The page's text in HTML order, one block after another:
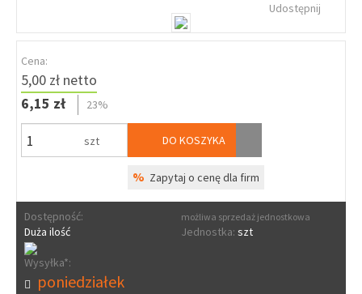
Udostępnij
Cena:
5,00 zł netto
6,15 zł
23%
szt DO KOSZYKA
% Zapytaj o cenę dla firm
Dostępność:
Duża ilość
możliwa sprzedaż jednostkowa
Jednostka: szt
Wysyłka*:
poniedziałek